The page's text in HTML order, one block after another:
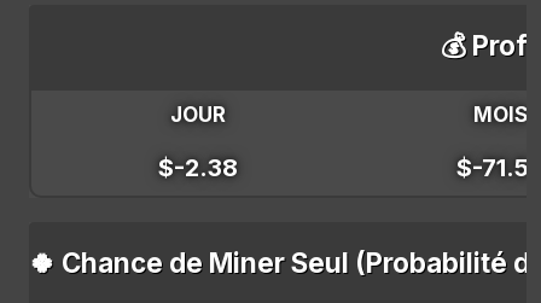
💰
JOUR MOIS
$-2.38 $-
🍀 Chance de Miner Seul (Probabilité